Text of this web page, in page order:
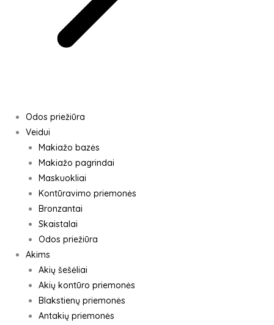
Odos priežiūra
Veidui
Makiažo bazės
Makiažo pagrindai
Maskuokliai
Kontūravimo priemonės
Bronzantai
Skaistalai
Odos priežiūra
Akims
Akių šešėliai
Akių kontūro priemonės
Blakstienų priemonės
Antakių priemonės